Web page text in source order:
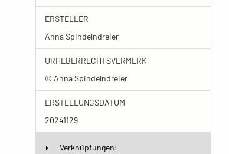
ERSTELLER
Anna Spindelndreier
URHEBERRECHTSVERMERK
© Anna Spindelndreier
ERSTELLUNGSDATUM
20241129
Verknüpfungen: